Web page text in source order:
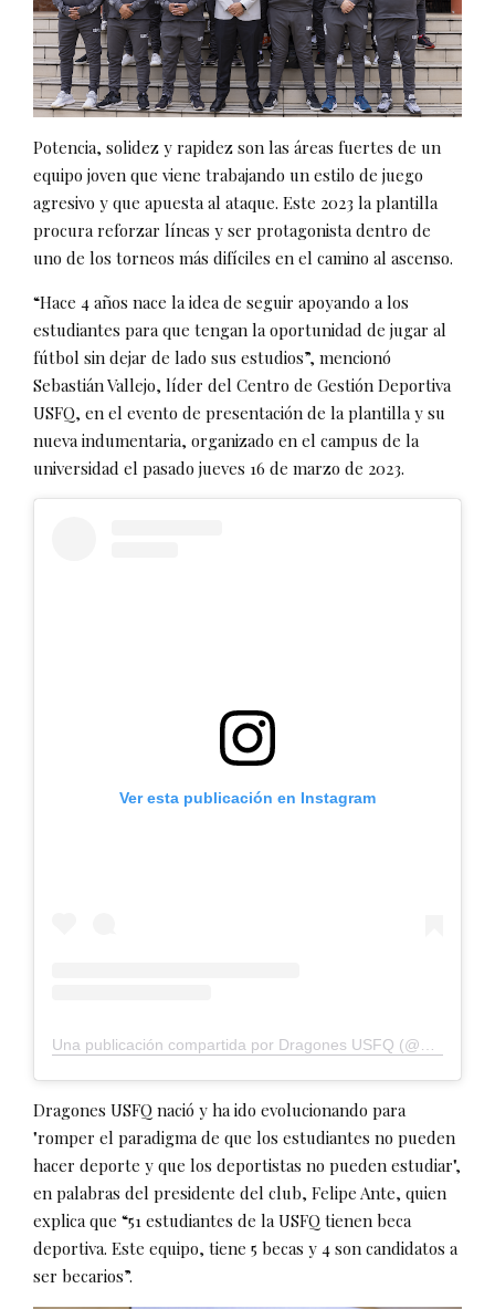
Potencia, solidez y rapidez son las áreas fuertes de un
equipo joven que viene trabajando un estilo de juego
agresivo y que apuesta al ataque. Este 2023 la plantilla
procura reforzar líneas y ser protagonista dentro de
uno de los torneos más difíciles en el camino al ascenso.
“Hace 4 años nace la idea de seguir apoyando a los
estudiantes para que tengan la oportunidad de jugar al
fútbol sin dejar de lado sus estudios”, mencionó
Sebastián Vallejo, líder del Centro de Gestión Deportiva
USFQ, en el evento de presentación de la plantilla y su
nueva indumentaria, organizado en el campus de la
universidad el pasado jueves 16 de marzo de 2023.
Ver esta publicación en Instagram
Dragones USFQ nació y ha ido evolucionando para
"romper el paradigma de que los estudiantes no pueden
hacer deporte y que los deportistas no pueden estudiar",
en palabras del presidente del club, Felipe Ante, quien
explica que “51 estudiantes de la USFQ tienen beca
deportiva. Este equipo, tiene 5 becas y 4 son candidatos a
ser becarios”.